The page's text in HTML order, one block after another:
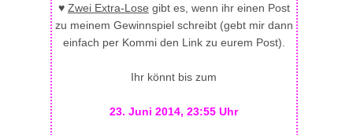
♥ Zwei Extra-Lose gibt es, wenn ihr einen Post
zu meinem Gewinnspiel schreibt (gebt mir dann
einfach per Kommi den Link zu eurem Post).
Ihr könnt bis zum
23. Juni 2014, 23:55 Uhr